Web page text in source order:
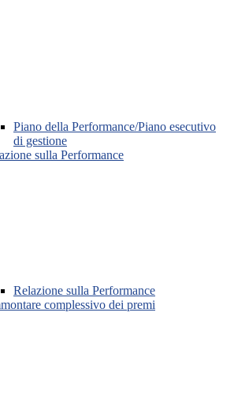
Piano della Performance/Piano esecutivo
di gestione
sulla Performance
Relazione sulla Performance
complessivo dei premi